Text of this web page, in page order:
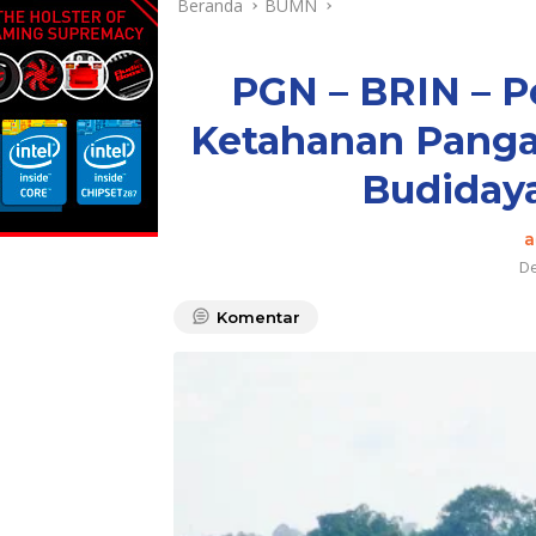
Beranda BUMN
PGN – BRIN –
Ketahanan
Komentar